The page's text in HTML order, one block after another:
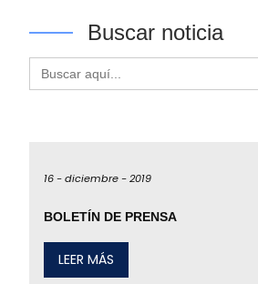
Buscar noticia
Buscar:
16 -diciembre -2019
BOLETÍN DE PRENSA
LEER MÁS